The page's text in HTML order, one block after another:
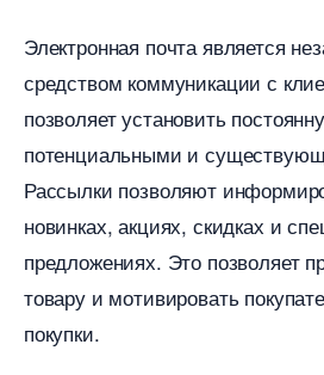
Электронная почта является
средством коммуникации с
позволяет установить
потенциальными и
Рассылки позволяют
новинках, акциях, скидках и
предложениях. Это позволяет
товару и мотивировать
покупки.